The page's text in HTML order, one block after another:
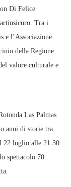
Di Felice
Tra i
e l’Associazione
della Regione
valore culturale e
Las Palmas
anni di storie tra
22 luglio alle 21.30
spettacolo 70.